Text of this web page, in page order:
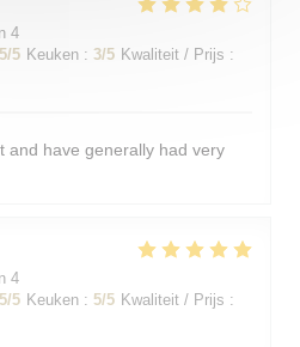
4
5/5 Keuken : 3/5 Kwaliteit / Prijs :
and have generally had very
4
5/5 Keuken : 5/5 Kwaliteit / Prijs :